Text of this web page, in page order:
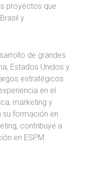
proyectos que
y
de grandes
Estados Unidos y
estratégicos
en el
marketing y
su formación en
contribuye a
en ESPM.